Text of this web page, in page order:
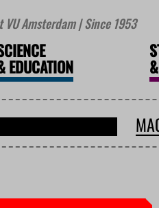
Amsterdam | Since 1953
EDUCATION &